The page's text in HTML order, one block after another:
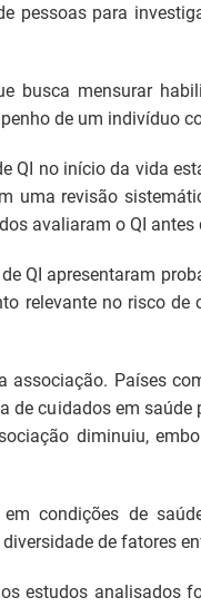
pessoas para
busca mensurar
de um indivíduo
QI no início da vida
uma revisão
avaliaram o QI
QI apresentaram
relevante no risco
Países
cuidados em
diminuiu,
condições de
de fatores
estudos analisados